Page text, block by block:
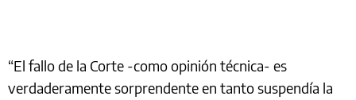
“El fallo de la Corte -como opinión técnica- es
verdaderamente sorprendente en tanto suspendía la